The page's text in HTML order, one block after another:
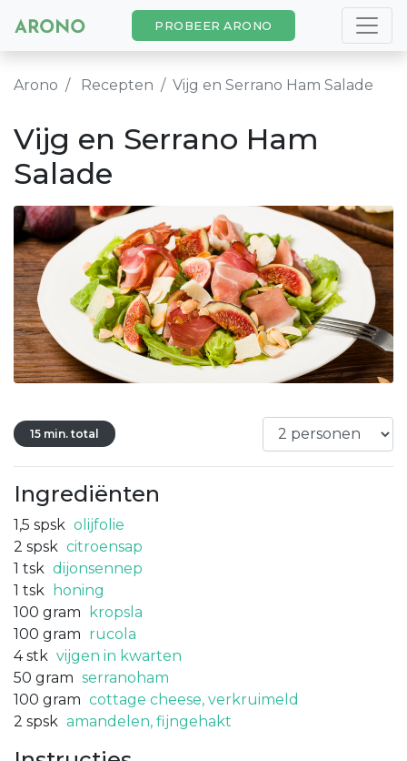
PROBEER ARONO
Arono Recepten Vijg en Serrano Ham Salade
Vijg en Serrano Ham
Salade
15 min. total
Ingrediënten
1,5 spsk olijfolie
2 spsk citroensap
1 tsk dijonsennep
1 tsk
honing
100 gram
kropsla
100 gram rucola
4 stk vijgen in kwarten
50 gram serranoham
100 gram cottage cheese, verkruimeld
2 spsk amandelen, fijngehakt